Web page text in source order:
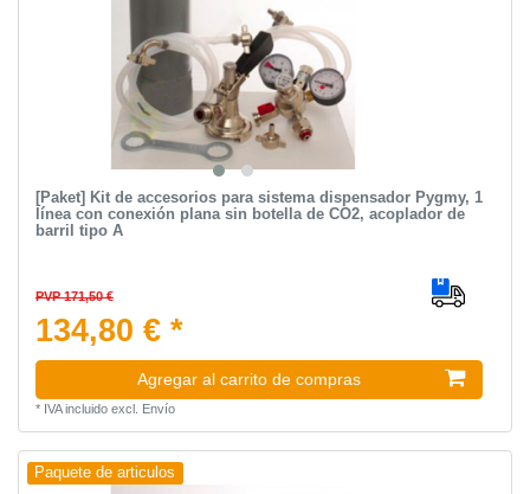
[Paket] Kit de accesorios para sistema dispensador Pygmy, 1
línea con conexión plana sin botella de CO2, acoplador de
barril tipo A
PVP 171,50 €
134,80 € *
Agregar al carrito de compras
* IVA incluidoexcl. Envío
Paquete de articulos